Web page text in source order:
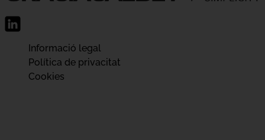
Informació legal
Política de privacitat
Cookies